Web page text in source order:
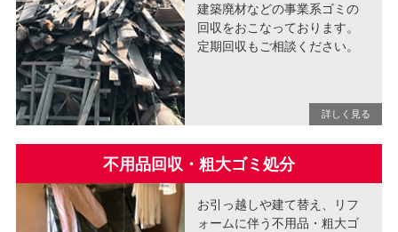
建築廃材などの事業系ゴミの
回収をおこなっております。
定期回収もご相談ください。
不用品回収・粗大ゴミ処分
お引っ越しや建て替え、リフ
ォームに伴う不用品・粗大ゴ